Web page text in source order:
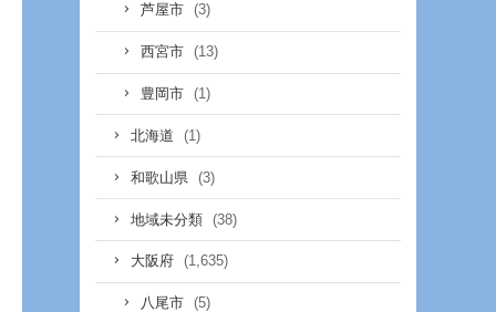
芦屋市 (3)
西宮市 (13)
豊岡市 (1)
北海道 (1)
和歌山県 (3)
地域未分類 (38)
大阪府 (1,635)
八尾市 (5)